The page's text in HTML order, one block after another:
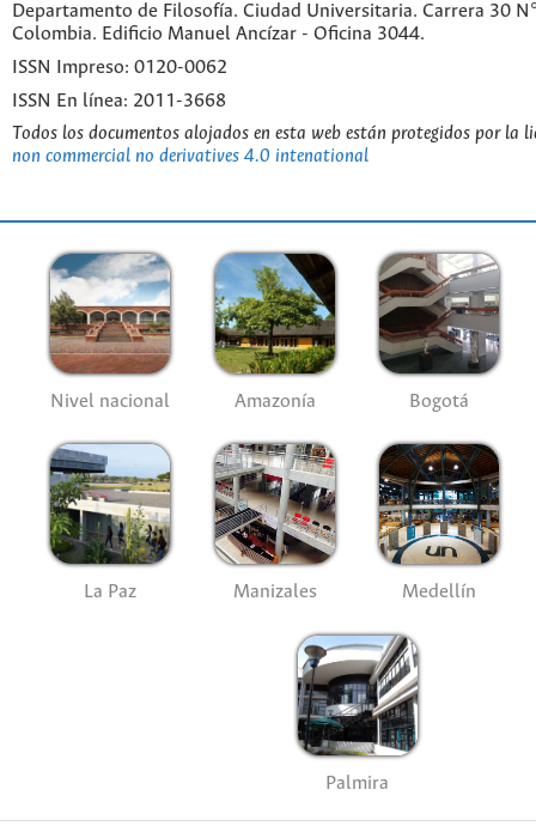
Departamento de Filosofía. Ciudad Universitaria. Carrera 30
Colombia. Edificio Manuel Ancízar - Oficina 3044.
ISSN Impreso: 0120-0062
ISSN En línea: 2011-3668
Todos los documentos alojados en esta web están protegidos por la
non commercial no derivatives 4.0 intenational
Nivel nacional Amazonía Bogotá
La Paz Manizales Medellín
Palmira